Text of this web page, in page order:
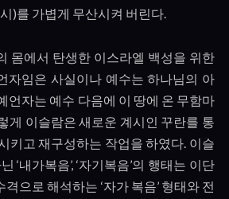
)를 가볍게 무산시켜 버린다.
몸에서 탄생한 이스라엘 백성을 위한
자임은 사실이나 예수는 하나님의 아
언자는 예수 다음에 이 땅에 온 무함마
게 이슬람은 새로운 계시인 꾸란를 통
키고 재구성하는 작업을 하였다. 이슬
닌‘내가복음’, ‘자기복음’의 행태는 이단
격으로 해석하는 ‘자가 복음’ 형태와 전